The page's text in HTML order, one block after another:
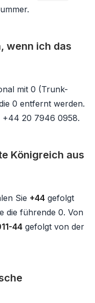
wenn ich das
mit 0 (Trunk-
0 entfernt werden.
+44 20 7946 0958.
Königreich aus
Sie +44 gefolgt
die führende 0. Von
44 gefolgt von der